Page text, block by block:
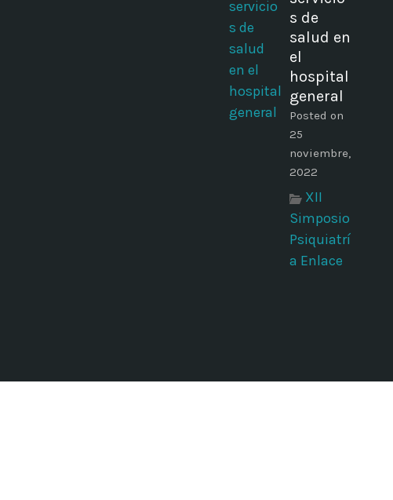
s de
salud en
el
hospital
general
Posted on
25
noviembre,
2022
XII
Simposio
Psiquiatrí
a Enlace